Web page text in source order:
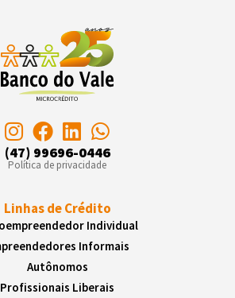
(47) 99696-0446
Política de privacidade
Linhas de Crédito
Individual
Informais
Autônomos
Profissionais Liberais